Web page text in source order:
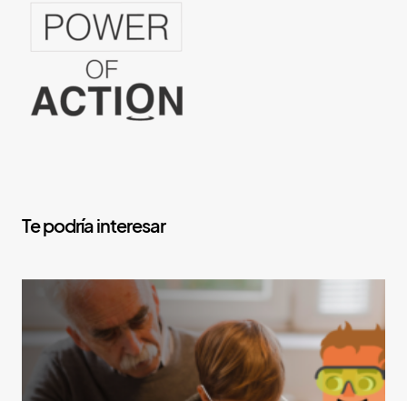
Y
u
a
A